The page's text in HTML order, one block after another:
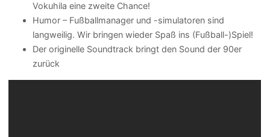
Vokuhila eine zweite Chance!
Humor – Fußballmanager und -simulatoren sind
langweilig. Wir bringen wieder Spaß ins (Fußball-)Spiel!
Der originelle Soundtrack bringt den Sound der 90er
zurück